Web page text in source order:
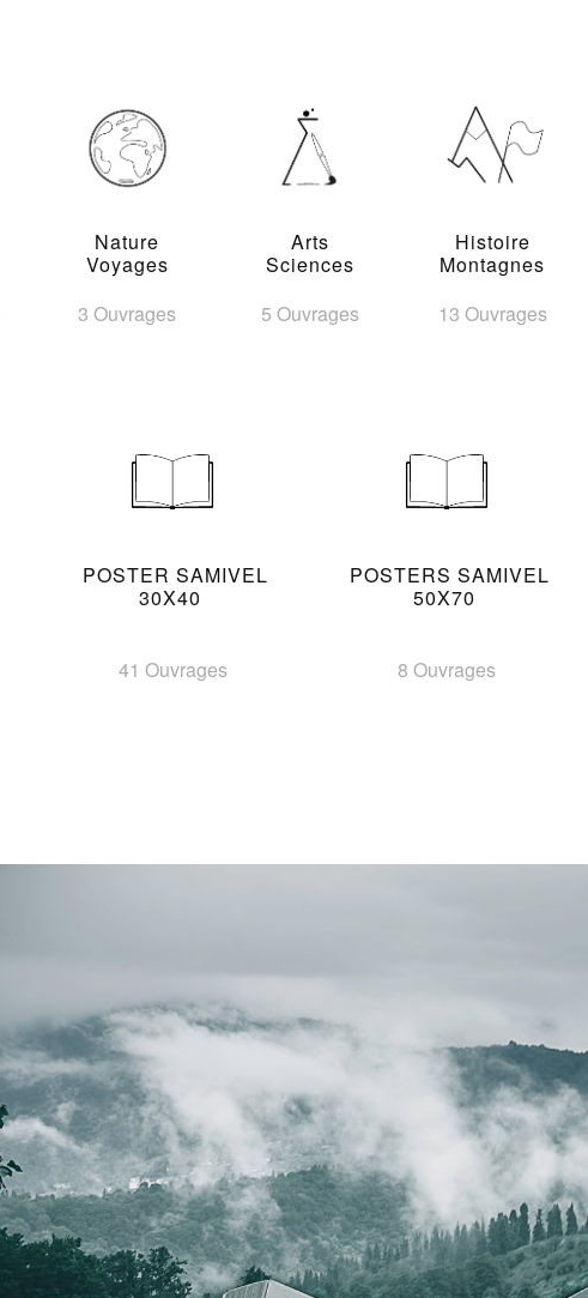
Nature
Voyages
3 Ouvrages
Arts
Sciences
5 Ouvrages
Histoire
Montagnes
13 Ouvrages
POSTER SAMIVEL
30X40
41 Ouvrages
POSTERS SAMIVEL
50X70
8 Ouvrages